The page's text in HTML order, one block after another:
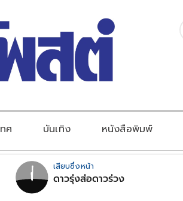
ศ บันเทิง หนังสือพิมพ์
เสียบซึ่งหน้า
ดาวรุ่งส่อดาวร่วง